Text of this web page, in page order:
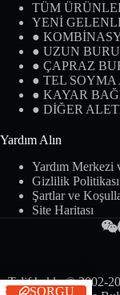
TÜM
YENİ
●
● UZUN
● ÇAPRAZ
● TEL SOYMA
● KAYAR
● DİĞER
Yardım Alın
Yardım Merkezi
Gizlilik Politikası
Şartlar ve
Site Haritası
Telif hakkı © 2002-
SORGU